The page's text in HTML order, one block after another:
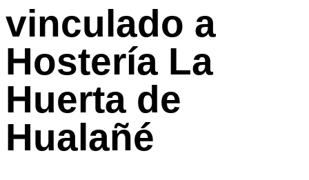
vinculado a
Hostería La
Huerta de
Hualañé